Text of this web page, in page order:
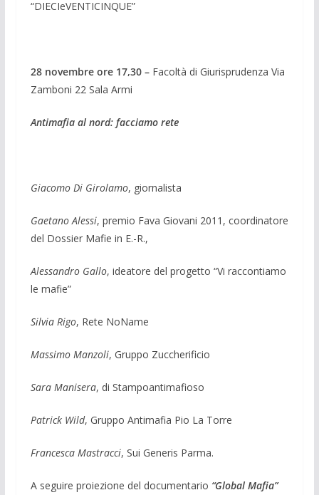
“DIECIeVENTICINQUE”
28 novembre ore 17,30 – Facoltà di Giurisprud­enza Via
Zamboni 22 Sala Armi
Antimafia al nord: facciamo rete
Giacomo Di Girolamo, giornalista
Gaetano Alessi, premio Fava Giovani 2011, coordinatore
del Dossier Mafie in E.-R.,
Alessandro Gallo, ideatore del progetto “Vi raccontiamo
le mafie”
Silvia Rigo, Rete NoName
Massimo Manzoli, Gruppo Zuccherificio
Sara Manisera, di Stampoantimafioso
Patrick Wild, Gruppo Antimafia Pio La Torre
Francesca Mastracci, Sui Generis Parma.
A seguire proiezione del documentario “Glo­bal Mafia”